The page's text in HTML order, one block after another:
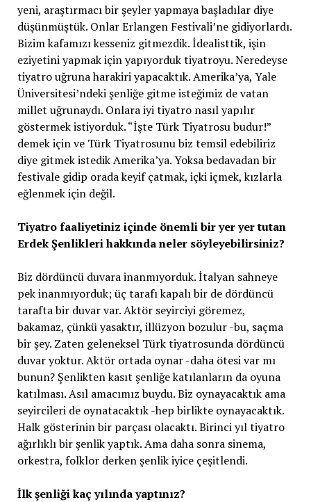
yeni, araştırmacı bir şeyler yapmaya başladılar diye
düşünmüştük. Onlar Erlangen Festivali’ne gidiyorlardı.
Bizim kafamızı kesseniz gitmezdik. İdealisttik, işin
eziyetini yapmak için yapıyorduk tiyatroyu. Neredeyse
tiyatro uğruna harakiri yapacaktık. Amerika’ya, Yale
Üniversitesi’ndeki şenliğe gitme isteğimiz de vatan
millet uğrunaydı. Onlara iyi tiyatro nasıl yapılır
göstermek istiyorduk. “İşte Türk Tiyatrosu budur!”
demek için ve Türk Tiyatrosunu biz temsil edebiliriz
diye gitmek istedik Amerika’ya. Yoksa bedavadan bir
festivale gidip orada keyif çatmak, içki içmek, kızlarla
eğlenmek için değil.
Tiyatro faaliyetiniz içinde önemli bir yer yer tutan
Erdek Şenlikleri hakkında neler söyleyebilirsiniz?
Biz dördüncü duvara inanmıyorduk. İtalyan sahneye
pek inanmıyorduk; üç tarafı kapalı bir de dördüncü
tarafta bir duvar var. Aktör seyirciyi göremez,
bakamaz, çünkü yasaktır, illüzyon bozulur -bu, saçma
bir şey. Zaten geleneksel Türk tiyatrosunda dördüncü
duvar yoktur. Aktör ortada oynar -daha ötesi var mı
bunun? Şenlikten kasıt şenliğe katılanların da oyuna
katılması. Asıl amacımız buydu. Biz oynayacaktık ama
seyircileri de oynatacaktık -hep birlikte oynayacaktık.
Halk gösterinin bir parçası olacaktı. Birinci yıl tiyatro
ağırlıklı bir şenlik yaptık. Ama daha sonra sinema,
orkestra, folklor derken şenlik iyice çeşitlendi.
İlk şenliği kaç yılında yaptınız?